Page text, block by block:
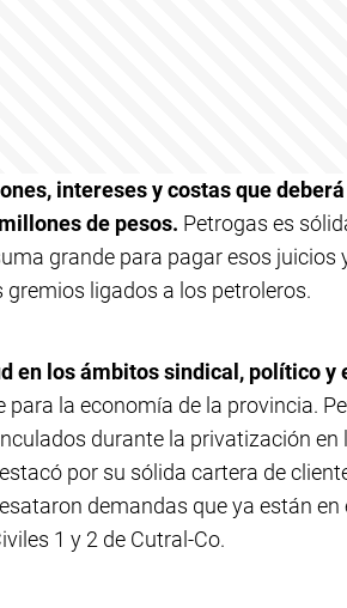
intereses y costas que
de pesos. Petrogas es
grande para pagar esos juicios
ligados a los petroleros.
en los ámbitos sindical, político y
la economía de la provincia.
durante la privatización en
por su sólida cartera de
demandas que ya están en
1 y 2 de Cutral-Co.